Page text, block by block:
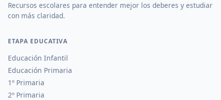
Recursos escolares para entender mejor los deberes y estudiar
con más claridad.
ETAPA EDUCATIVA
Educación Infantil
Educación Primaria
1º Primaria
2º Primaria